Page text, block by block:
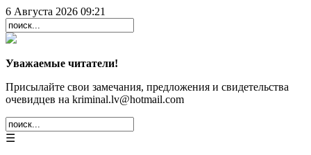
6 Августа 2026 09:21
Уважаемые читатели!
Присылайте свои замечания, предложения и свидетельства
очевидцев на kriminal.lv@hotmail.com
☰